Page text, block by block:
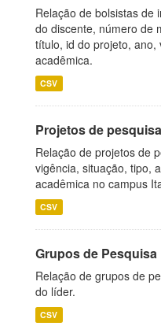
Relação de bolsistas de
do discente, número de
título, id do projeto, ano,
acadêmica.
CSV
Projetos de
Relação de projetos de
vigência, situação, tipo,
acadêmica no campus
CSV
Grupos de Pesquisa
Relação de grupos de
do líder.
CSV